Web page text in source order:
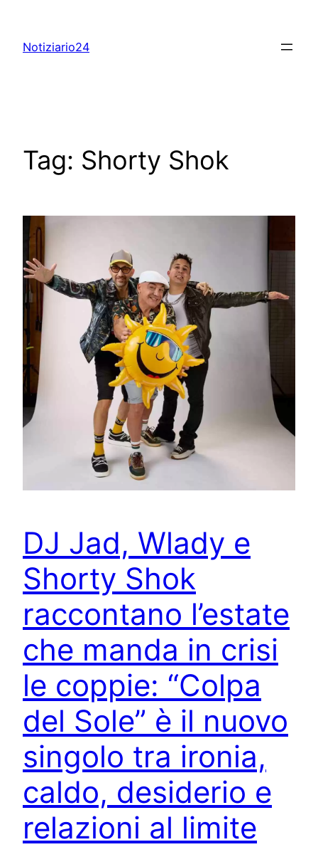
content
Notiziario24
Tag: Shorty Shok
DJ Jad, Wlady e
Shorty Shok
raccontano l’estate
che manda in crisi
le coppie: “Colpa
del Sole” è il nuovo
singolo tra ironia,
caldo, desiderio e
relazioni al limite